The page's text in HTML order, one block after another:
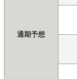
通期予想